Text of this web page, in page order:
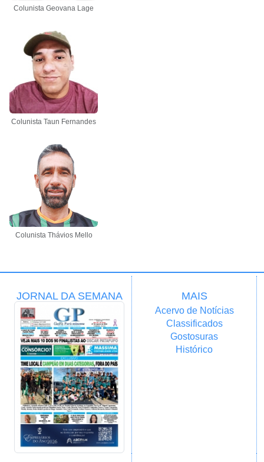
Colunista Geovana Lage
Colunista Taun Fernandes
Colunista Thávios Mello
JORNAL DA SEMANA MAIS
Acervo de Notícias
Classificados
Gostosuras
Histórico